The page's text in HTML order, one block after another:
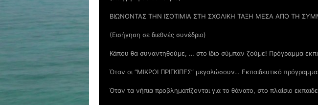
ΒΙΩΝΟΝΤΑΣ ΤΗΝ ΙΣΟΤΙΜΙΑ ΣΤΗ ΣΧΟΛΙΚΗ ΤΑΞΗ ΜΕΣΑ ΑΠΟ ΤΗ
(Εισήγηση σε διεθνές συνέδριο)
Κάπου θα συναντηθούμε, … στο ίδιο σύμπαν ζούμε! Πρόγραμμα
Όταν οι “ΜΙΚΡΟΙ ΠΡΙΓΚΙΠΕΣ” μεγαλώσουν… Εκπαιδευτικό
Όταν τα νήπια προβληματίζονται για το θάνατο, στο πλαίσιο